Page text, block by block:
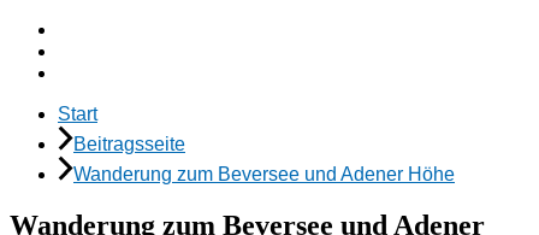
Start
Beitragsseite
Wanderung zum Beversee und Adener Höhe
Wanderung zum Beversee und Adener